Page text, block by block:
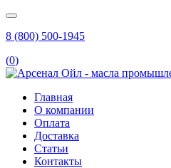
8 (800) 500-1945
(0)
Главная
О компании
Оплата
Доставка
Статьи
Контакты